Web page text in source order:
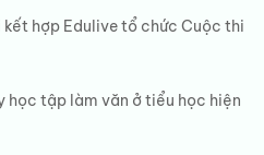
kết hợp Edulive tổ chức Cuộc thi
học tập làm văn ở tiểu học hiện